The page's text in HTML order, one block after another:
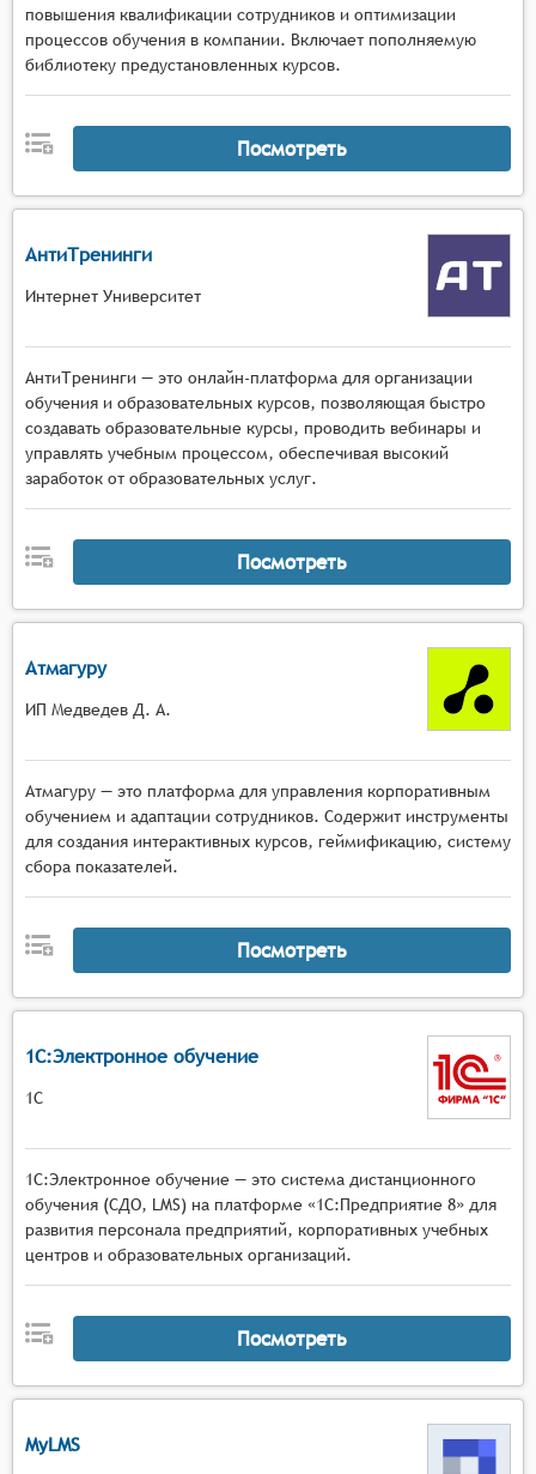
повышения квалификации сотрудников и оптимизации
процессов обучения в компании. Включает пополняемую
библиотеку предустановленных курсов.
Посмотреть
АнтиТренинги
Интернет Университет
АнтиТренинги — это онлайн-платформа для организации
обучения и образовательных курсов, позволяющая быстро
создавать образовательные курсы, проводить вебинары и
управлять учебным процессом, обеспечивая высокий
заработок от образовательных услуг.
Посмотреть
Атмагуру
ИП Медведев Д. А.
Атмагуру — это платформа для управления корпоративным
обучением и адаптации сотрудников. Содержит инструменты
для создания интерактивных курсов, геймификацию, систему
сбора показателей.
Посмотреть
1С:Электронное обучение
1С
1С:Электронное обучение — это система дистанционного
обучения (СДО, LMS) на платформе «1С:Предприятие 8» для
развития персонала предприятий, корпоративных учебных
центров и образовательных организаций.
Посмотреть
MyLMS